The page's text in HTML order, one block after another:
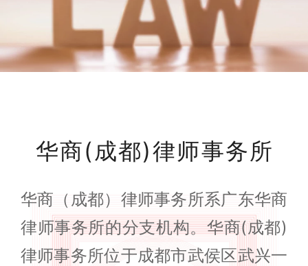
华商(成都)律师事务所
华商（成都）律师事务所系广东华商
律师事务所的分支机构。华商(成都)
律师事务所位于成都市武侯区武兴一